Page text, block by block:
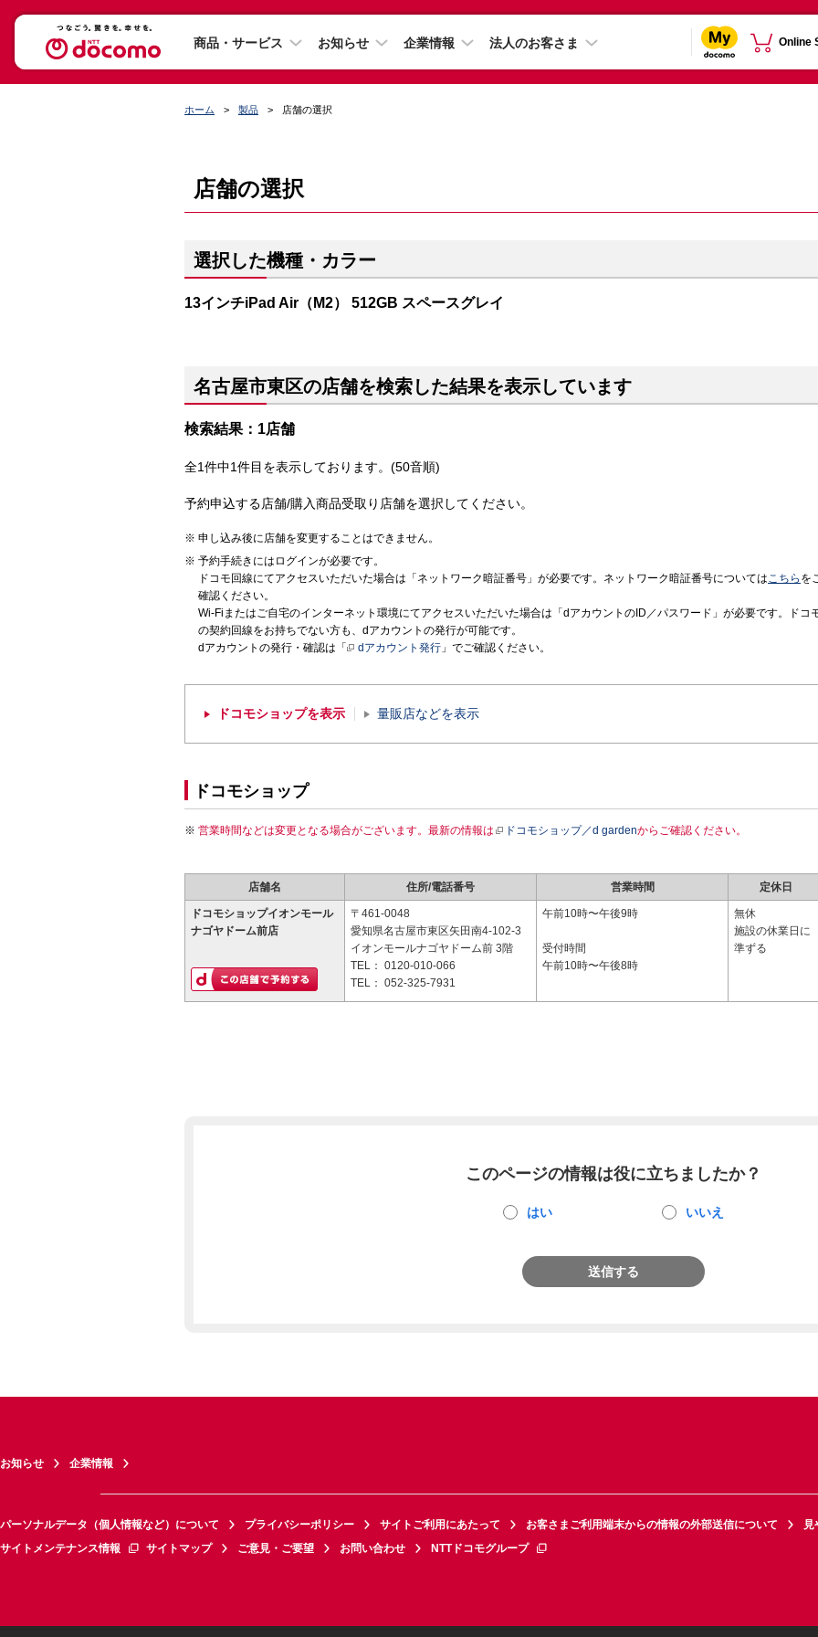
商品・サービス お知らせ 企業情報 法人のお客さま Online
ホーム 製品 店舗の選択
店舗の選択
選択した機種・カラー
13インチiPad Air（M2） 512GB スペースグレイ
名古屋市東区の店舗を検索した結果を表示しています
検索結果：1店舗
全1件中1件目を表示しております。(50音順)
予約申込する店舗/購入商品受取り店舗を選択してください。
申し込み後に店舗を変更することはできません。
予約手続きにはログインが必要です。
ドコモ回線にてアクセスいただいた場合は「ネットワーク暗証番号」が必要です。ネットワーク暗証番号についてはこちら を
確認ください。
Wi-Fiまたはご自宅のインターネット環境にてアクセスいただいた場合は「dアカウントのID／パスワード」が必要です。ドコ
の契約回線をお持ちでない方も、dアカウントの発行が可能です。
dアカウントの発行・確認は「
dアカウント発行 」でご確認ください。
ドコモショップを表示 量販店などを表示
ドコモショップ
営業時間などは変更となる場合がございます。最新の情報は ドコモショップ／d gardenからご確認ください。
店舗名 住所/電話番号 営業時間 定休日
ドコモショップイオンモール
ナゴヤドーム前店
〒461-0048
愛知県名古屋市東区矢田南4-102-3
イオンモールナゴヤドーム前 3階
TEL： 0120-010-066
TEL： 052-325-7931
午前10時〜午後9時
受付時間
午前10時〜午後8時
無休
施設の休業日に
準ずる
このページの情報は役に立ちましたか？
はい いいえ
送信する
お知らせ 企業情報
パーソナルデータ（個人情報など）について プライバシーポリシー サイトご利用にあたって お客さまご利用端末からの情報の外部送信について
見
サイトメンテナンス情報
サイトマップ ご意見・ご要望 お問い合わせ NTTドコモグループ